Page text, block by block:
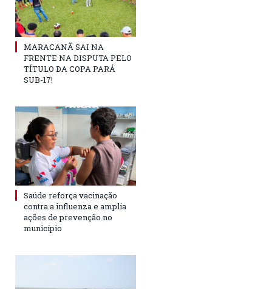
MARACANÃ SAI NA
FRENTE NA DISPUTA PELO
TÍTULO DA COPA PARÁ
SUB-17!
Saúde reforça vacinação
contra a influenza e amplia
ações de prevenção no
município